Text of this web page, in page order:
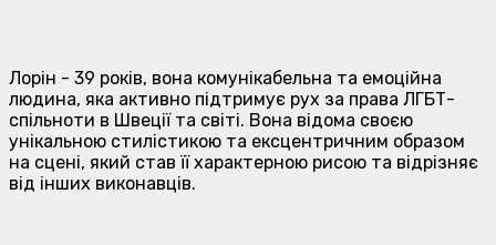
Лорін - 39 років, вона комунікабельна та емоційна
людина, яка активно підтримує рух за права ЛГБТ-
спільноти в Швеції та світі. Вона відома своєю
унікальною стилістикою та ексцентричним образом
на сцені, який став її характерною рисою та відрізняє
від інших виконавців.